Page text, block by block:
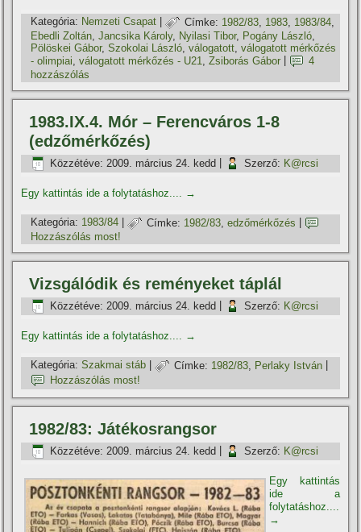
Kategória: Nemzeti Csapat | Címke: 1982/83 1983 1983/84
Ebedli Zoltán,Jancsika Károly, Nyilasi Tibor, Pogány László,
Pölöskei Gábor,Szokolai László,válogatott,válogatott mérkőzés
- olimpiai ,válogatott mérkőzés - U21 ,Zsiborás Gábor
4
hozzászólás
1983.IX.4. Mór – Ferencváros 1-8
(edzőmérkőzés)
Közzétéve: 2009. március 24. kedd Szerző: K@rcsi
Egy kattintás ide a folytatáshoz.... →
Kategória: 1983/84 | Címke: 1982/83 ,edzőmérkőzés
Hozzászólás most!
Vizsgálódik és reményeket táplál
Közzétéve: 2009. március 24. kedd Szerző: K@rcsi
Egy kattintás ide a folytatáshoz.... →
Kategória: Szakmai stáb | Címke: 1982/83 Perlaky István
Hozzászólás most!
1982/83: Játékosrangsor
Közzétéve: 2009. március 24. kedd Szerző: K@rcsi
Egy kattintás
ide a
folytatáshoz....
→